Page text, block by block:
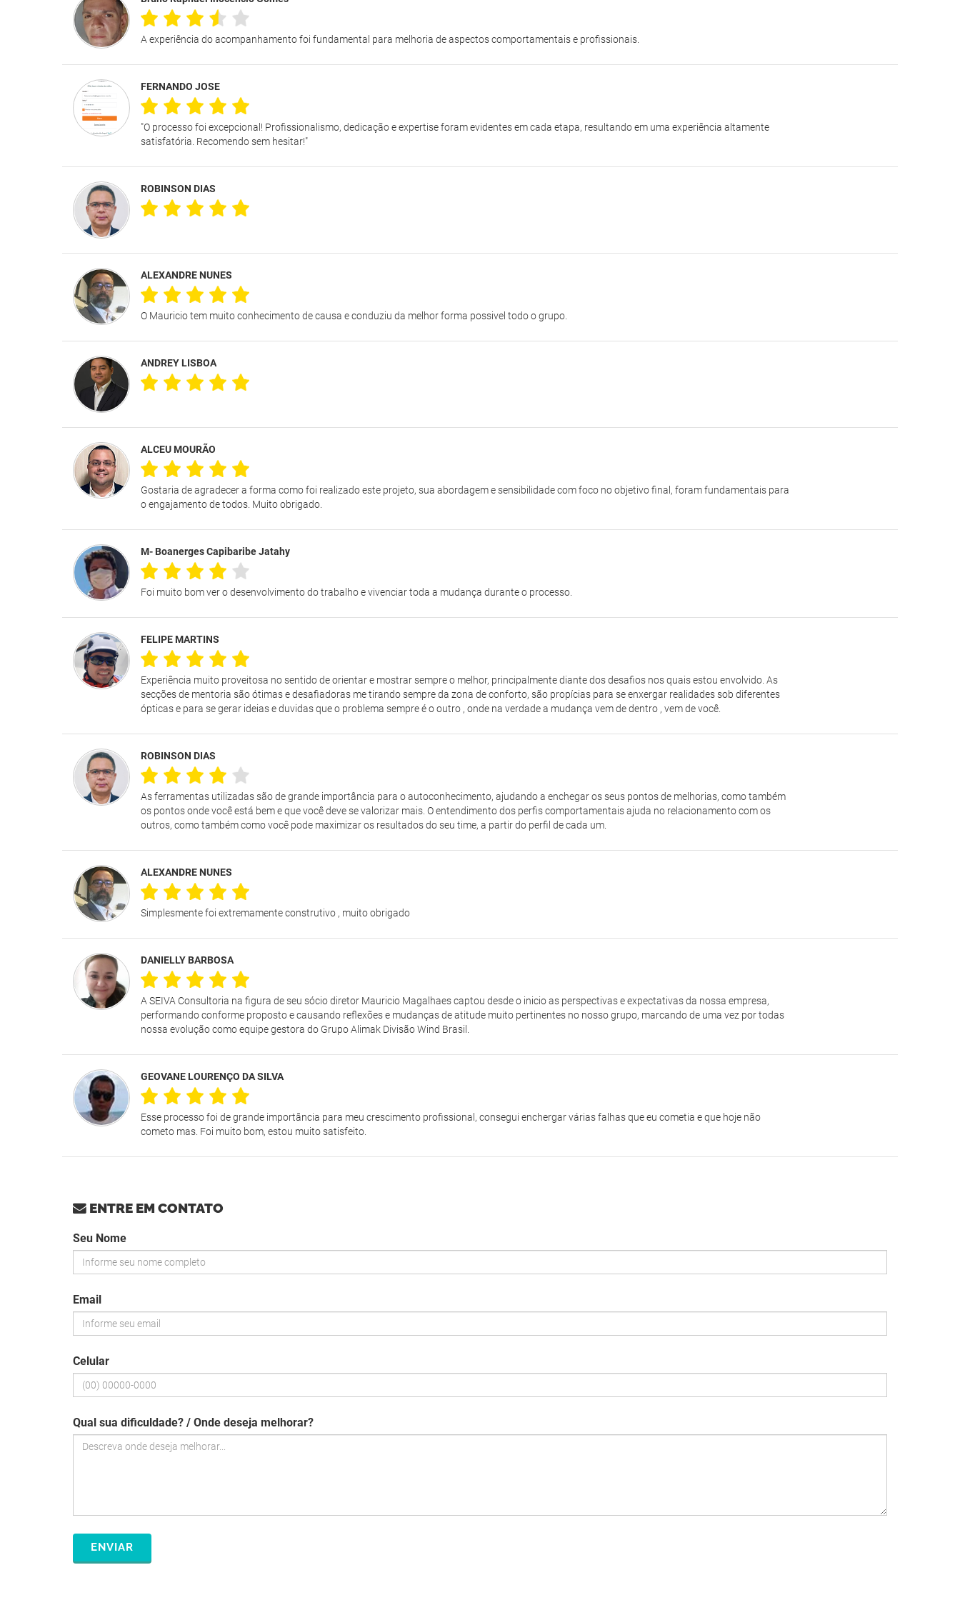
A experiência do acompanhamento foi fundamental para melhoria de aspectos comportamentais e profissionais.
FERNANDO JOSE
"O processo foi excepcional! Profissionalismo, dedicação e expertise foram evidentes em cada etapa, resultando em uma experiência altamente
satisfatória. Recomendo sem hesitar!"
ROBINSON DIAS
ALEXANDRE NUNES
O Mauricio tem muito conhecimento de causa e conduziu da melhor forma possivel todo o grupo.
ANDREY LISBOA
ALCEU MOURÃO
Gostaria de agradecer a forma como foi realizado este projeto, sua abordagem e sensibilidade com foco no objetivo final, foram fundamentais para
o engajamento de todos. Muito obrigado.
M- Boanerges Capibaribe Jatahy
Foi muito bom ver o desenvolvimento do trabalho e vivenciar toda a mudança durante o processo.
FELIPE MARTINS
Experiência muito proveitosa no sentido de orientar e mostrar sempre o melhor, principalmente diante dos desafios nos quais estou envolvido. As
secções de mentoria são ótimas e desafiadoras me tirando sempre da zona de conforto, são propícias para se enxergar realidades sob diferentes
ópticas e para se gerar ideias e duvidas que o problema sempre é o outro , onde na verdade a mudança vem de dentro , vem de você.
ROBINSON DIAS
As ferramentas utilizadas são de grande importância para o autoconhecimento, ajudando a enchegar os seus pontos de melhorias, como também
os pontos onde você está bem e que você deve se valorizar mais. O entendimento dos perfis comportamentais ajuda no relacionamento com os
outros, como também como você pode maximizar os resultados do seu time, a partir do perfil de cada um.
ALEXANDRE NUNES
Simplesmente foi extremamente construtivo , muito obrigado
DANIELLY BARBOSA
A SEIVA Consultoria na figura de seu sócio diretor Mauricio Magalhaes captou desde o inicio as perspectivas e expectativas da nossa empresa,
performando conforme proposto e causando reflexões e mudanças de atitude muito pertinentes no nosso grupo, marcando de uma vez por todas
nossa evolução como equipe gestora do Grupo Alimak Divisão Wind Brasil.
GEOVANE LOURENÇO DA SILVA
Esse processo foi de grande importância para meu crescimento profissional, consegui enchergar várias falhas que eu cometia e que hoje não
cometo mas. Foi muito bom, estou muito satisfeito.
ENTRE EM CONTATO
Seu Nome
Email
Celular
Qual sua dificuldade? / Onde deseja melhorar?
ENVIAR